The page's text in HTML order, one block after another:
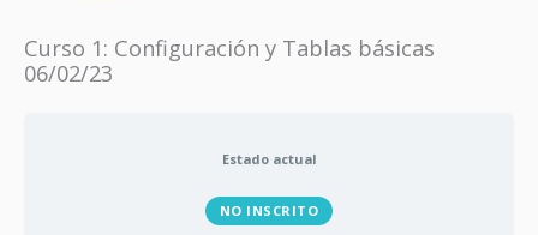
Curso 1: Configuración y Tablas básicas
06/02/23
Estado actual
NO INSCRITO